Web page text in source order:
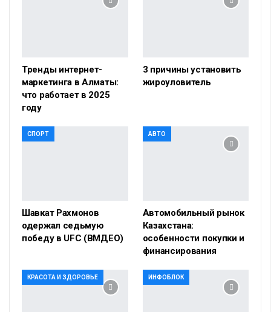
Тренды интернет-
маркетинга в Алматы:
что работает в 2025
году
3 причины установить
жироуловитель
СПОРТ
Шавкат Рахмонов
одержал седьмую
победу в UFC (ВМДЕО)
АВТО
Автомобильный рынок
Казахстана:
особенности покупки и
финансирования
КРАСОТА И ЗДОРОВЬЕ ИНФОБЛОК